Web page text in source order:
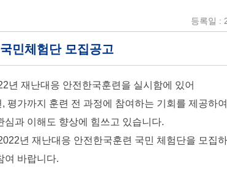
등록일 :
민체험단 모집공고
년 재난대응 안전한국훈련을 실시함에 있어
평가까지 훈련 전 과정에 참여하는 기회를 제공하여
심과 이해도 향상에 힘쓰고 있습니다.
년 재난대응 안전한국훈련 국민 체험단을 모집하
여 바랍니다.